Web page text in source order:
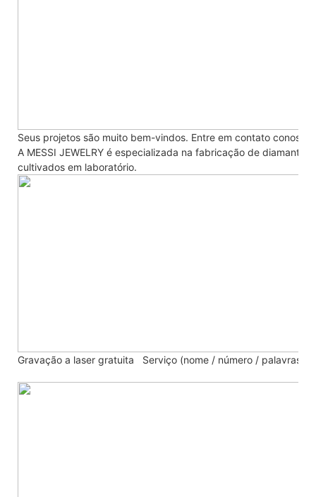
Seus projetos são muito bem-vindos. Entre em contato conosco
A MESSI JEWELRY é especializada na fabricação de
cultivados em laboratório.
Gravação a laser gratuita Serviço (nome / número / palavras)